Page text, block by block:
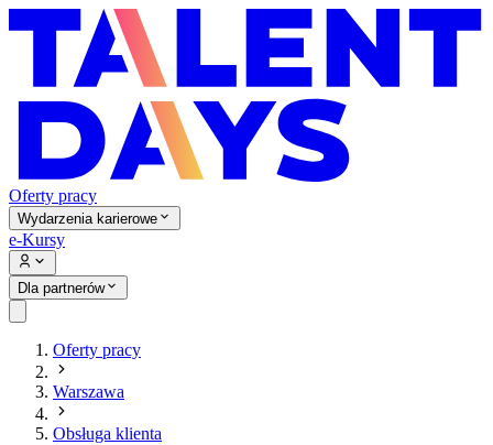
Oferty pracy
Wydarzenia karierowe
e-Kursy
Dla partnerów
Oferty pracy
Warszawa
Obsługa klienta